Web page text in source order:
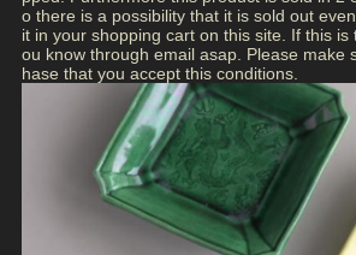
o there is a possibility that it is sold out
it in your shopping cart on this site. If this is
ou know through email asap. Please make
hase that you accept this conditions.